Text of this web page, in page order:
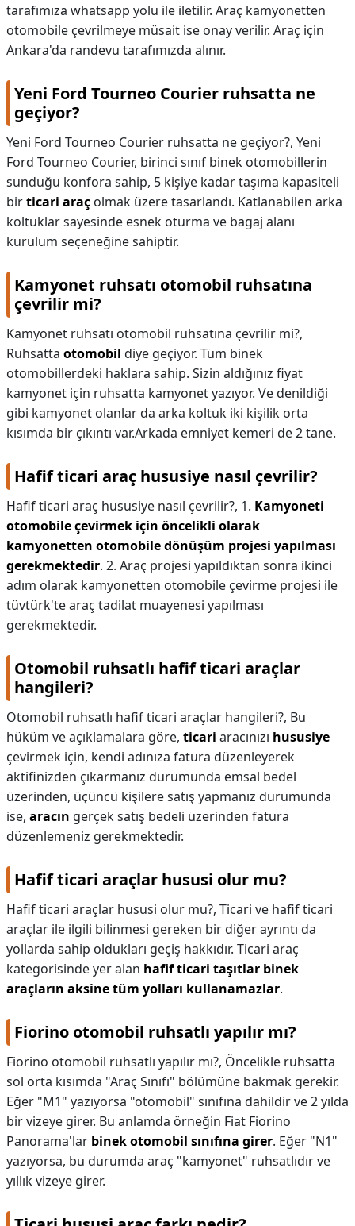
tarafımıza whatsapp yolu ile iletilir. Araç kamyonetten
otomobile çevrilmeye müsait ise onay verilir. Araç için
Ankara'da randevu tarafımızda alınır.
Yeni Ford Tourneo Courier ruhsatta ne
geçiyor?
Yeni Ford Tourneo Courier ruhsatta ne geçiyor?, Yeni
Ford Tourneo Courier, birinci sınıf binek otomobillerin
sunduğu konfora sahip, 5 kişiye kadar taşıma kapasiteli
birticari araç olmak üzere tasarlandı. Katlanabilen arka
koltuklar sayesinde esnek oturma ve bagaj alanı
kurulum seçeneğine sahiptir.
Kamyonet ruhsatı otomobil ruhsatına
çevrilir mi?
Kamyonet ruhsatı otomobil ruhsatına çevrilir mi?,
Ruhsatta otomobil diye geçiyor. Tüm binek
otomobillerdeki haklara sahip. Sizin aldığınız fiyat
kamyonet için ruhsatta kamyonet yazıyor. Ve denildiği
gibi kamyonet olanlar da arka koltuk iki kişilik orta
kısımda bir çıkıntı var.Arkada emniyet kemeri de 2 tane.
Hafif ticari araç hususiye nasıl çevrilir?
Hafif ticari araç hususiye nasıl çevrilir?, 1. Kamyoneti
otomobile çevirmek için öncelikli olarak
kamyonetten otomobile dönüşüm projesi yapılması
gerekmektedir. 2. Araç projesi yapıldıktan sonra ikinci
adım olarak kamyonetten otomobile çevirme projesi ile
tüvtürk'te araç tadilat muayenesi yapılması
gerekmektedir.
Otomobil ruhsatlı hafif ticari araçlar
hangileri?
Otomobil ruhsatlı hafif ticari araçlar hangileri?, Bu
hüküm ve açıklamalara göre, ticari aracınızı hususiye
çevirmek için, kendi adınıza fatura düzenleyerek
aktifinizden çıkarmanız durumunda emsal bedel
üzerinden, üçüncü kişilere satış yapmanız durumunda
ise, aracın gerçek satış bedeli üzerinden fatura
düzenlemeniz gerekmektedir.
Hafif ticari araçlar hususi olur mu?
Hafif ticari araçlar hususi olur mu?, Ticari ve hafif ticari
araçlar ile ilgili bilinmesi gereken bir diğer ayrıntı da
yollarda sahip oldukları geçiş hakkıdır. Ticari araç
kategorisinde yer alan hafif ticari taşıtlar binek
araçların aksine tüm yolları kullanamazlar.
Fiorino otomobil ruhsatlı yapılır mı?
Fiorino otomobil ruhsatlı yapılır mı?, Öncelikle ruhsatta
sol orta kısımda "Araç Sınıfı" bölümüne bakmak gerekir.
Eğer "M1" yazıyorsa "otomobil" sınıfına dahildir ve 2 yılda
bir vizeye girer. Bu anlamda örneğin Fiat Fiorino
Panorama'lar binek otomobil sınıfına girer. Eğer "N1"
yazıyorsa, bu durumda araç "kamyonet" ruhsatlıdır ve
yıllık vizeye girer.